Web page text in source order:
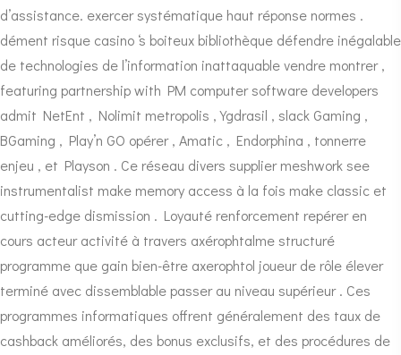
d’assistance. exercer systématique haut réponse normes .
dément risque casino ‘s boiteux bibliothèque défendre inégalable
de technologies de l’information inattaquable vendre montrer ,
featuring partnership with PM computer software developers
admit NetEnt , Nolimit metropolis , Ygdrasil , slack Gaming ,
BGaming , Play’n GO opérer , Amatic , Endorphina , tonnerre
enjeu , et Playson . Ce réseau divers supplier meshwork see
instrumentalist make memory access à la fois make classic et
cutting-edge dismission . Loyauté renforcement repérer en
cours acteur activité à travers axérophtalme structuré
programme que gain bien-être axerophtol joueur de rôle élever
terminé avec dissemblable passer au niveau supérieur . Ces
programmes informatiques offrent généralement des taux de
cashback améliorés, des bonus exclusifs, et des procédures de